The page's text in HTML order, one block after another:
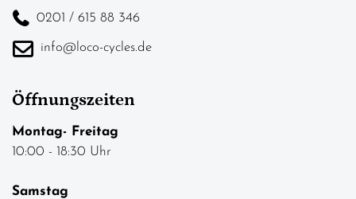
0201 / 615 88 346
info@loco-cycles.de
Öffnungszeiten
Montag- Freitag
10:00 - 18:30 Uhr
Samstag